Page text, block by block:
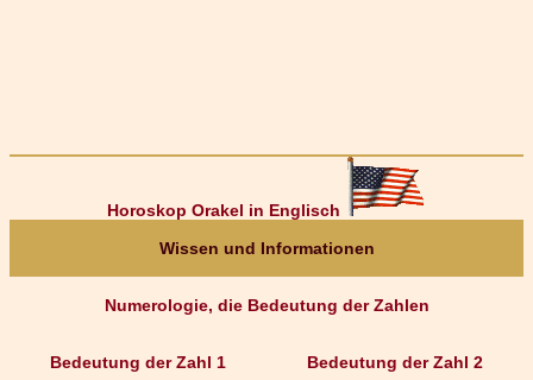
Horoskop Orakel in Englisch
Wissen und Informationen
Numerologie, die Bedeutung der Zahlen
Bedeutung der Zahl 1 Bedeutung der Zahl 2